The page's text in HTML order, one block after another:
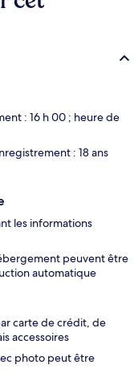
: 16 h 00 ; heure de
: 18 ans
les informations
peuvent être
automatique
carte de crédit, de
accessoires
photo peut être